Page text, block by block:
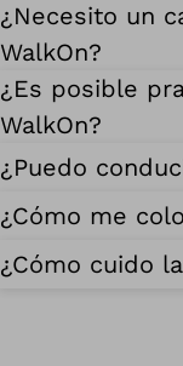
¿Necesito un
WalkOn?
¿Es posible
WalkOn?
¿Puedo
¿Cómo me
¿Cómo cuido